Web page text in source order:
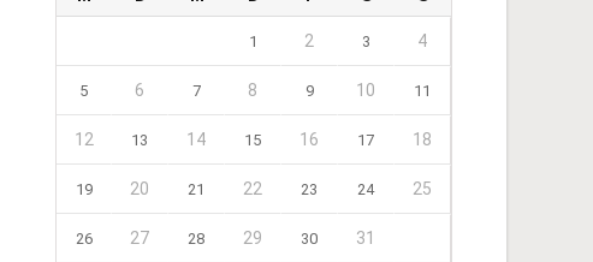
1 2 3 4
5 6 7 8 9 10 11
12 13 14 15 16 17 18
19 20 21 22 23 24 25
26 27 28 29 30 31